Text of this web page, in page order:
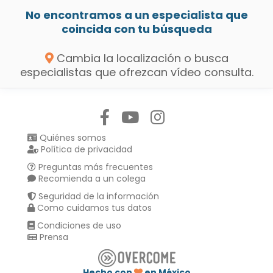
No encontramos a un especialista que
coincida con tu búsqueda
Cambia la localización o busca
especialistas que ofrezcan vídeo consulta.
Quiénes somos
Política de privacidad
Preguntas más frecuentes
Recomienda a un colega
Seguridad de la información
Como cuidamos tus datos
Condiciones de uso
Prensa